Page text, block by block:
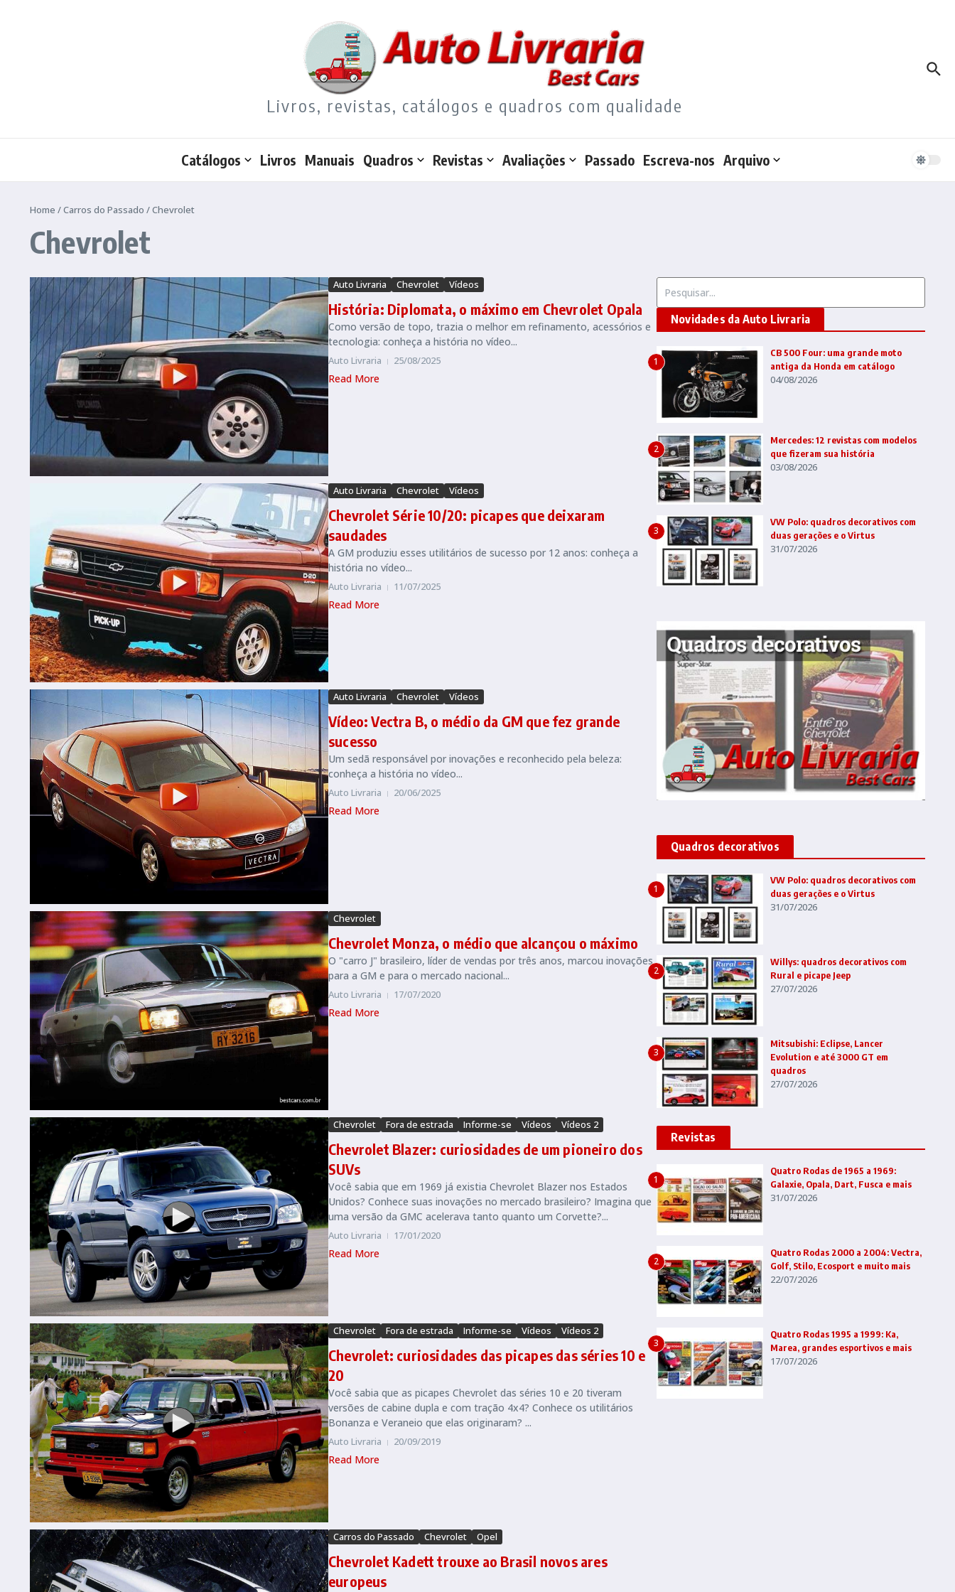
Livros, revistas, catálogos e quadros com qualidade
Catálogos Livros Manuais Quadros Revistas Avaliações Passado Escreva-nos Arquivo
Home /Carros do Passado /Chevrolet
Chevrolet
Auto Livraria Chevrolet Vídeos
História: Diplomata, o máximo em Chevrolet Opala
Como versão de topo, trazia o melhor em refinamento, acessórios e
tecnologia: conheça a história no vídeo...
Auto Livraria 25/08/2025
Read More
Auto Livraria Chevrolet Vídeos
Chevrolet Série 10/20: picapes que deixaram
saudades
A GM produziu esses utilitários de sucesso por 12 anos: conheça a
história no vídeo...
Auto Livraria 11/07/2025
Read More
Auto Livraria Chevrolet Vídeos
Vídeo: Vectra B, o médio da GM que fez grande
sucesso
Um sedã responsável por inovações e reconhecido pela beleza:
conheça a história no vídeo...
Auto Livraria 20/06/2025
Read More
Chevrolet
Chevrolet Monza, o médio que alcançou o máximo
O "carro J" brasileiro, líder de vendas por três anos, marcou inovações
para a GM e para o mercado nacional...
Auto Livraria 17/07/2020
Read More
Chevrolet Fora de estrada Informe-se Vídeos Vídeos 2
Chevrolet Blazer: curiosidades de um pioneiro dos
SUVs
Você sabia que em 1969 já existia Chevrolet Blazer nos Estados
Unidos? Conhece suas inovações no mercado brasileiro? Imagina que
uma versão da GMC acelerava tanto quanto um Corvette?...
Auto Livraria 17/01/2020
Read More
Chevrolet Fora de estrada Informe-se Vídeos Vídeos 2
Chevrolet: curiosidades das picapes das séries 10 e
20
Você sabia que as picapes Chevrolet das séries 10 e 20 tiveram
versões de cabine dupla e com tração 4x4? Conhece os utilitários
Bonanza e Veraneio que elas originaram? ...
Auto Livraria 20/09/2019
Read More
Carros do Passado Chevrolet Opel
Chevrolet Kadett trouxe ao Brasil novos ares
europeus
Novidades da Auto Livraria
1
CB 500 Four: uma grande moto
antiga da Honda em catálogo
04/08/2026
2
Mercedes: 12 revistas com modelos
que fizeram sua história
03/08/2026
3
VW Polo: quadros decorativos com
duas gerações e o Virtus
31/07/2026
Quadros decorativos
1
VW Polo: quadros decorativos com
duas gerações e o Virtus
31/07/2026
2
Willys: quadros decorativos com
Rural e picape Jeep
27/07/2026
3
Mitsubishi: Eclipse, Lancer
Evolution e até 3000 GT em
quadros
27/07/2026
Revistas
1
Quatro Rodas de 1965 a 1969:
Galaxie, Opala, Dart, Fusca e mais
31/07/2026
2
Quatro Rodas 2000 a 2004: Vectra,
Golf, Stilo, Ecosport e muito mais
22/07/2026
3
Quatro Rodas 1995 a 1999: Ka,
Marea, grandes esportivos e mais
17/07/2026